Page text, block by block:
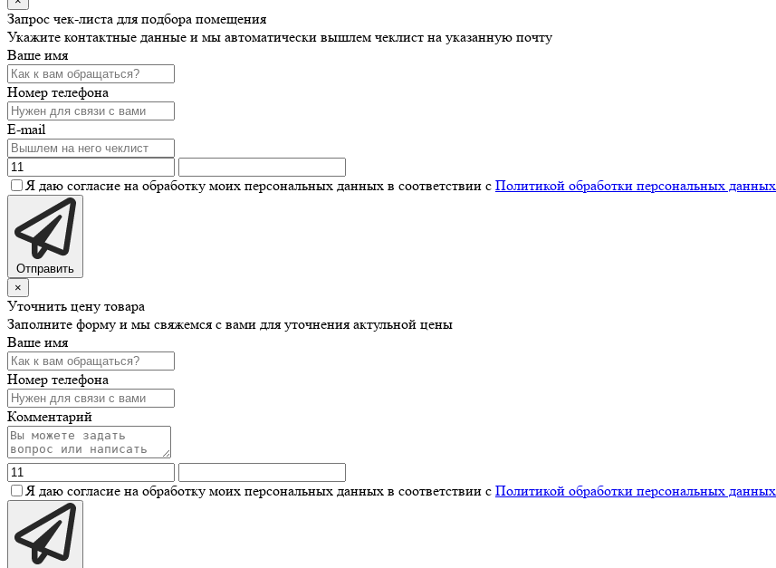
Запрос чек-листа для подбора помещения
Укажите контактные данные и мы автоматически вышлем чеклист на указанную почту
Ваше имя
Номер телефона
E-mail
Я даю согласие на обработку моих персональных данных в соответствии с Политикой обработки персональных данных
Отправить
×
Уточнить цену товара
Заполните форму и мы свяжемся с вами для уточнения актульной цены
Ваше имя
Номер телефона
Комментарий
Я даю согласие на обработку моих персональных данных в соответствии с Политикой обработки персональных данных